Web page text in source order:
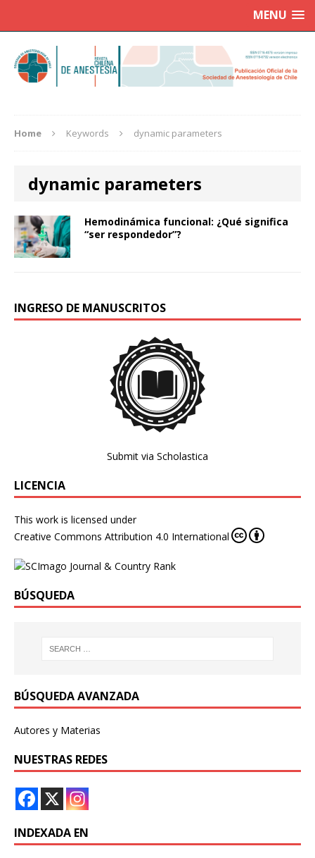
MENU
Home Keywords dynamic parameters
dynamic parameters
Hemodinámica funcional: ¿Qué significa
“ser respondedor”?
INGRESO DE MANUSCRITOS
Submit via Scholastica
LICENCIA
This work is licensed under
Creative Commons Attribution 4.0 International
BÚSQUEDA
BÚSQUEDA AVANZADA
Autores y Materias
NUESTRAS REDES
INDEXADA EN